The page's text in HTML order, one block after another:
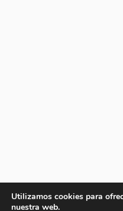
Utilizamos cookies para
nuestra web.